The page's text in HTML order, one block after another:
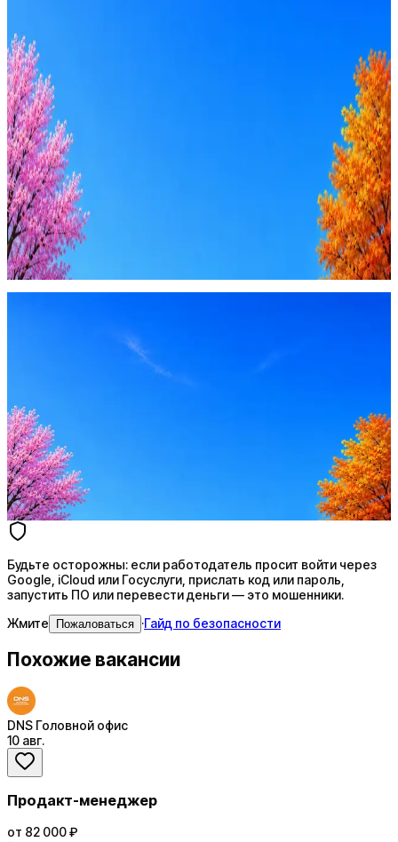
Будьте осторожны: если работодатель просит войти через
Google, iCloud или Госуслуги, прислать код или пароль,
запустить ПО или перевести деньги — это мошенники.
Жмите Пожаловаться
Стратегия поиска с AI: рынки, позиции, вилка, каналы
Будьте осторожны: если работодатель просит войти через
Google, iCloud или Госуслуги, прислать код или пароль,
запустить ПО или перевести деньги — это мошенники.
Жмите
Пожаловаться ·Гайд по безопасности
Похожие вакансии
DNS Головной офис
10 авг.
Продакт-менеджер
от 82 000 ₽